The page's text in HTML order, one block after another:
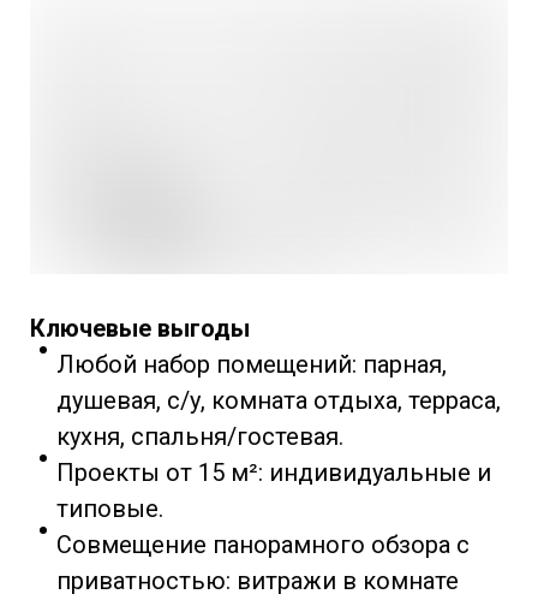
Ключевые выгоды
Любой набор помещений: парная,
душевая, с/у, комната отдыха, терраса,
кухня, спальня/гостевая.
Проекты от 15 м²: индивидуальные и
типовые.
Совмещение панорамного обзора с
приватностью: витражи в комнате